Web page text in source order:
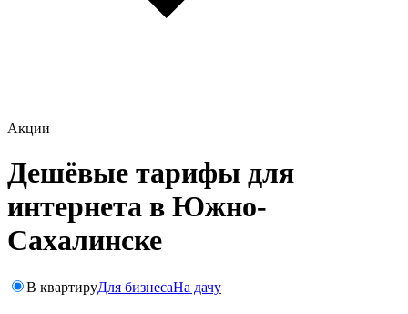
Акции
Дешёвые тарифы для
интернета в Южно-
Сахалинске
В квартируДля бизнесаНа дачу